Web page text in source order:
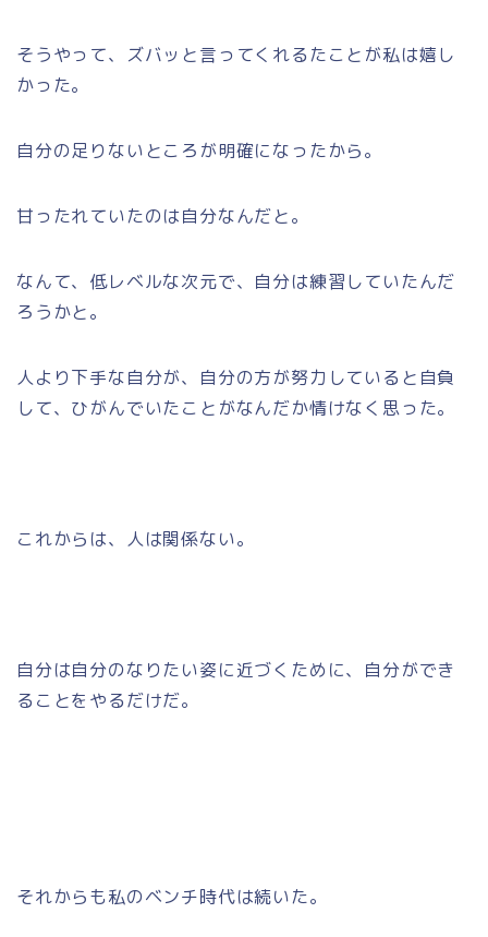
そうやって、ズバッと言ってくれるたことが私は嬉し
かった。
自分の足りないところが明確になったから。
甘ったれていたのは自分なんだと。
なんて、低レベルな次元で、自分は練習していたんだ
ろうかと。
人より下手な自分が、自分の方が努力していると自負
して、ひがんでいたことがなんだか情けなく思った。
これからは、人は関係ない。
自分は自分のなりたい姿に近づくために、自分ができ
ることをやるだけだ。
それからも私のベンチ時代は続いた。